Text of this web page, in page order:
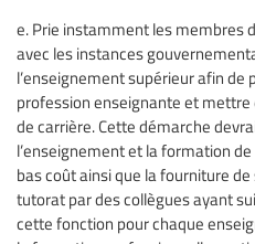
e. Prie instamment les membres
avec les instances
l’enseignement supérieur afin de
profession enseignante et
de carrière. Cette démarche
l’enseignement et la formation
bas coût ainsi que la fourniture
tutorat par des collègues ayant
cette fonction pour chaque